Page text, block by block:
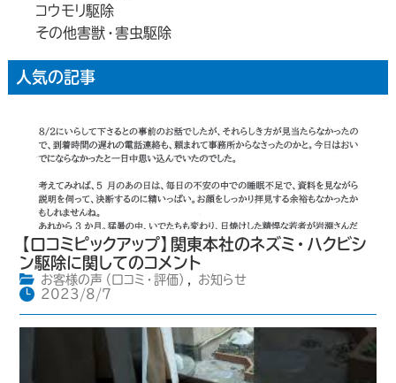
コウモリ駆除
その他害獣・害虫駆除
人気の記事
【口コミピックアップ】関東本社のネズミ・ハクビシ
ン駆除に関してのコメント
お客様の声（口コミ・評価）
お知らせ
2023/8/7